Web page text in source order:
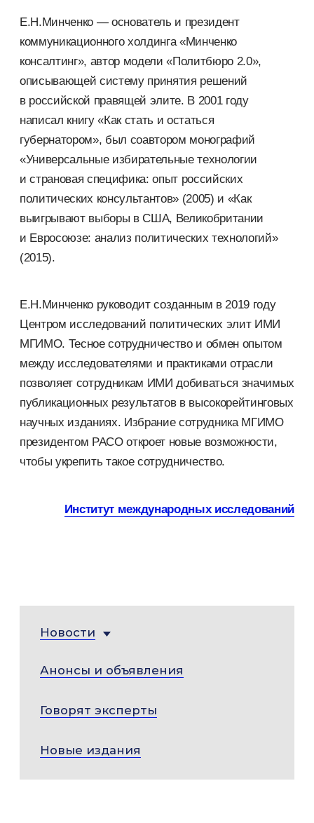
Е.Н.Минченко — основатель и президент
коммуникационного холдинга «Минченко
консалтинг», автор модели «Политбюро 2.0»,
описывающей систему принятия решений
в российской правящей элите. В 2001 году
написал книгу «Как стать и остаться
губернатором», был соавтором монографий
«Универсальные избирательные технологии
и страновая специфика: опыт российских
политических консультантов» (2005) и «Как
выигрывают выборы в США, Великобритании
и Евросоюзе: анализ политических технологий»
(2015).
Е.Н.Минченко руководит созданным в 2019 году
Центром исследований политических элит ИМИ
МГИМО. Тесное сотрудничество и обмен опытом
между исследователями и практиками отрасли
позволяет сотрудникам ИМИ добиваться значимых
публикационных результатов в высокорейтинговых
научных изданиях. Избрание сотрудника МГИМО
президентом РАСО откроет новые возможности,
чтобы укрепить такое сотрудничество.
Институт международных исследований
Новости
Анонсы и объявления
Говорят эксперты
Новые издания